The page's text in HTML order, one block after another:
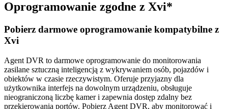
Oprogramowanie zgodne z Xvi*
Pobierz darmowe oprogramowanie kompatybilne z
Xvi
Agent DVR to darmowe oprogramowanie do monitorowania
zasilane sztuczną inteligencją z wykrywaniem osób, pojazdów i
obiektów w czasie rzeczywistym. Oferuje przyjazny dla
użytkownika interfejs na dowolnym urządzeniu, obsługuje
nieograniczoną liczbę kamer i zapewnia dostęp zdalny bez
przekierowania portów. Pobierz Agent DVR, aby monitorować i